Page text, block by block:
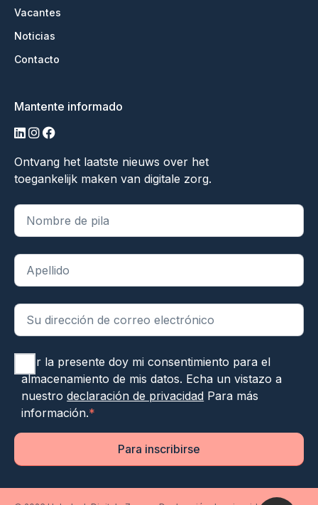
Vacantes
Noticias
Contacto
Mantente informado
linkedin
instagram
facebook
Ontvang het laatste nieuws over het
toegankelijk maken van digitale zorg.
"*" indica campos obligatorios
Por la presente doy mi consentimiento para el
almacenamiento de mis datos. Echa un vistazo a
nuestrodeclaración de privacidad Para más
información.*
Para inscribirse